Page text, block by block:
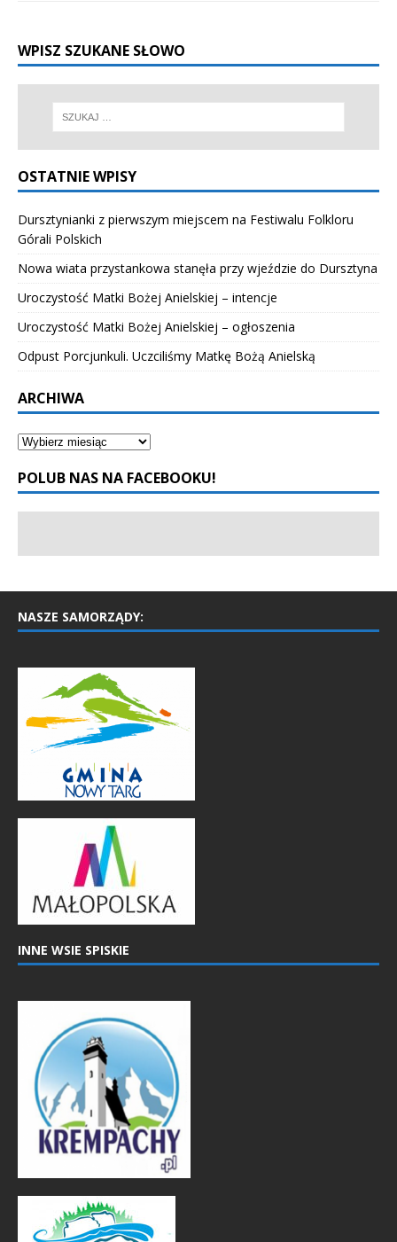
WPISZ SZUKANE SŁOWO
OSTATNIE WPISY
Dursztynianki z pierwszym miejscem na Festiwalu Folkloru
Górali Polskich
Nowa wiata przystankowa stanęła przy wjeździe do Dursztyna
Uroczystość Matki Bożej Anielskiej – intencje
Uroczystość Matki Bożej Anielskiej – ogłoszenia
Odpust Porcjunkuli. Uczciliśmy Matkę Bożą Anielską
ARCHIWA
POLUB NAS NA FACEBOOKU!
NASZE SAMORZĄDY:
INNE WSIE SPISKIE